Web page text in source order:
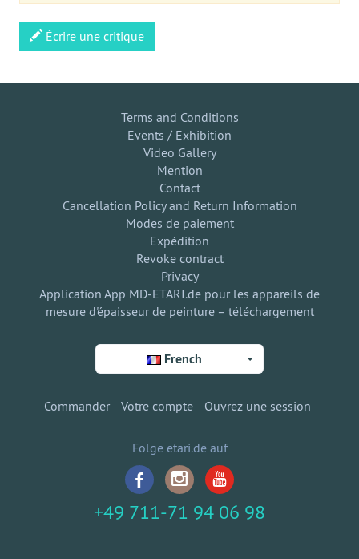
Écrire une critique
Terms and Conditions
Events / Exhibition
Video Gallery
Mention
Contact
Cancellation Policy and Return Information
Modes de paiement
Expédition
Revoke contract
Privacy
Application App MD-ETARI.de pour les appareils de
mesure d'épaisseur de peinture – téléchargement
French
Commander Votre compte Ouvrez une session
Folge etari.de auf
+49 711-71 94 06 98